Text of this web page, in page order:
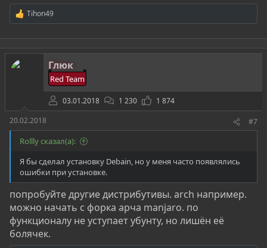
Р
е
а
к
ц
и
Tihon49
Глюк
Red Team
03.01.2018 1 230
1 874
20.02.2018
#7
Rollly сказал(а):
Я бы сделал установку Debain, но у меня часто появлялись
ошибки при установке.
попробуйте другие дистрибутивы. arch например.
можно начать с форка арча manjaro. по
функционалу не уступает убунту, но лишён её
болячек.